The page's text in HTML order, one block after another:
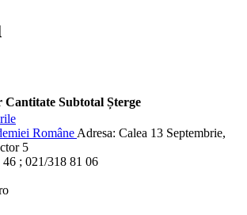
Cantitate Subtotal Șterge
Române Adresa: Calea 13 Septembrie,
5
; 021/318 81 06